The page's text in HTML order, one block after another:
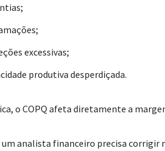
excessivas;
produtiva desperdiçada.
o COPQ afeta diretamente a
um analista financeiro precisa corrigir